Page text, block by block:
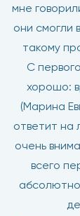
мне
они смогли
такому
С
хорошо:
(Марина
ответит на
очень
всего
абсолютно